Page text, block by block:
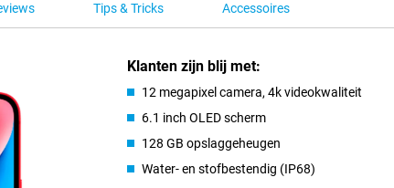
Tips & Tricks Accessoires
Klanten zijn blij met:
12 megapixel camera, 4k videokwaliteit
6.1 inch OLED scherm
128 GB opslaggeheugen
Water- en stofbestendig (IP68)